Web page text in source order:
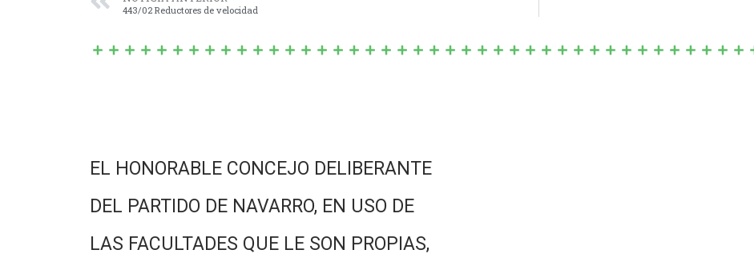
443/02 Reductores de velocidad
EL HONORABLE CONCEJO DELIBERANTE
DEL PARTIDO DE NAVARRO, EN USO DE
LAS FACULTADES QUE LE SON PROPIAS,